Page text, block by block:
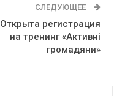
СЛЕДУЮЩЕЕ
Открыта регистрация
на тренинг «Активні
громадяни»